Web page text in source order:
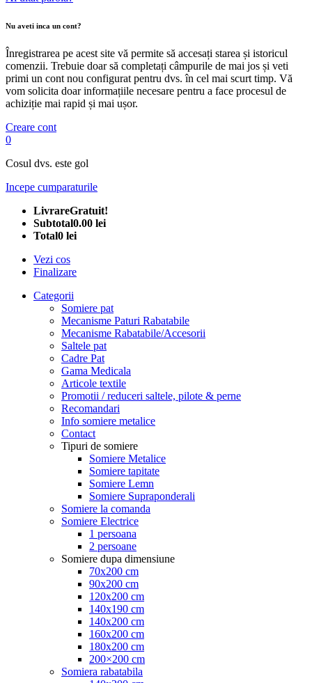
Nu aveti inca un cont?
Înregistrarea pe acest site vă permite să accesați starea și istoricul
comenzii. Trebuie doar să completați câmpurile de mai jos și veti
primi un cont nou configurat pentru dvs. în cel mai scurt timp. Vă
vom solicita doar informațiile necesare pentru a face procesul de
achiziție mai rapid și mai ușor.
Creare cont
0
Cosul dvs. este gol
Incepe cumparaturile
LivrareGratuit!
Subtotal0.00 lei
Total0 lei
Vezi cos
Finalizare
Categorii
Somiere pat
Mecanisme Paturi Rabatabile
Mecanisme Rabatabile/Accesorii
Saltele pat
Cadre Pat
Gama Medicala
Articole textile
Promotii / reduceri saltele, pilote & perne
Recomandari
Info somiere metalice
Contact
Tipuri de somiere
Somiere Metalice
Somiere tapitate
Somiere Lemn
Somiere Supraponderali
Somiere la comanda
Somiere Electrice
1 persoana
2 persoane
Somiere dupa dimensiune
70x200 cm
90x200 cm
120x200 cm
140x190 cm
140x200 cm
160x200 cm
180x200 cm
200×200 cm
Somiera rabatabila